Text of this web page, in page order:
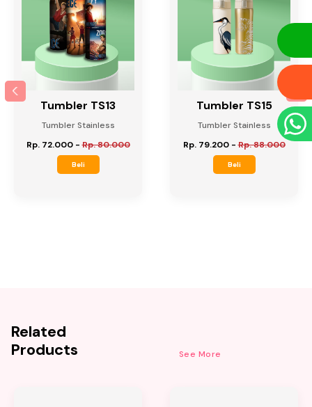
Tumbler TS13
Tumbler Stainless
Rp. 72.000-Rp. 80.000
Beli
Tumbler TS15
Tumbler Stainless
Rp. 79.200-Rp. 88.000
Beli
Related
Products
See More